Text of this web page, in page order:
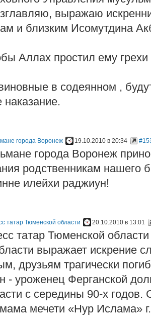
выражаю
и близким Исомутдина
Аллах простил ему
в содеянном ,
наказание.
города Воронеж 19.10.2010 в 20:34
города Воронеж
родственникам нашего
илейхи раджиун!
татар Тюменской области 20.10.2010 в 13:01
татар Тюменской
выражает искрение
друзьям трагически
- уроженец Ферганской
с середины 90-х годов.
мечети «Нур Ислама»